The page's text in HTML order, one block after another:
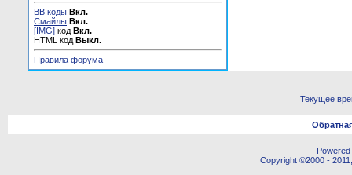
BB коды Вкл.
Смайлы Вкл.
[IMG] код Вкл.
HTML код Выкл.
Правила форума
Текущее
Copyright ©2000 -